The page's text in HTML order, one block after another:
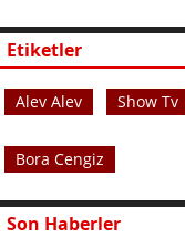
Etiketler
Alev Alev Show Tv
Bora Cengiz
Son Haberler